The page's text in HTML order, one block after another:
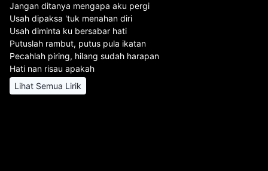
Jangan ditanya mengapa aku pergi
Usah dipaksa 'tuk menahan diri
Usah diminta ku bersabar hati
Putuslah rambut, putus pula ikatan
Pecahlah piring, hilang sudah harapan
Hati nan risau apakah
Lihat Semua Lirik